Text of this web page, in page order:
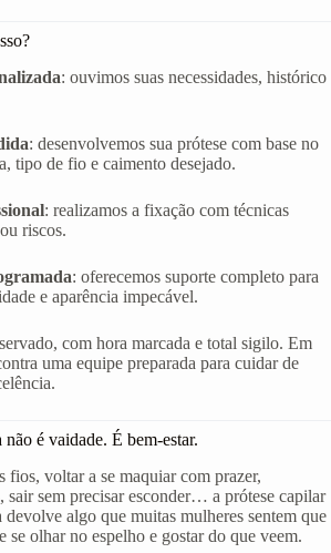
: ouvimos suas necessidades, histórico
: desenvolvemos sua prótese com base no
tipo de fio e caimento desejado.
: realizamos a fixação com técnicas
riscos.
: oferecemos suporte completo para
e aparência impecável.
com hora marcada e total sigilo. Em
uma equipe preparada para cuidar de
é vaidade. É bem-estar.
fios, voltar a se maquiar com prazer,
sair sem precisar esconder… a prótese capilar
algo que muitas mulheres sentem que
se olhar no espelho e gostar do que veem.